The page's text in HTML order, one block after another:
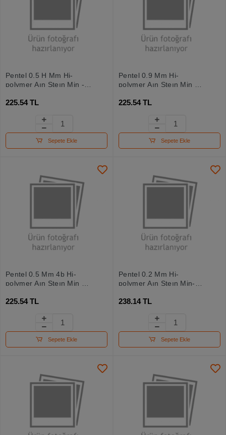
Pentel 0.5 H Mm Hi-
polymer Aın Steın Min -
225.54 TL
Sepete Ekle
Pentel 0.9 Mm Hi-
polymer Aın Steın Min 36
225.54 TL
Sepete Ekle
Pentel 0.5 Mm 4b Hi-
polymer Aın Steın Min 40
225.54 TL
Sepete Ekle
Pentel 0.2 Mm Hi-
polymer Aın Steın Min-20
238.14 TL
Sepete Ekle